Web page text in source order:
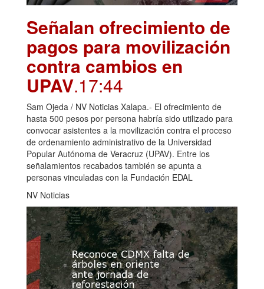
Señalan ofrecimiento de
pagos para movilización
contra cambios en
UPAV.17:44
Sam Ojeda / NV Noticias Xalapa.- El ofrecimiento de
hasta 500 pesos por persona habría sido utilizado para
convocar asistentes a la movilización contra el proceso
de ordenamiento administrativo de la Universidad
Popular Autónoma de Veracruz (UPAV). Entre los
señalamientos recabados también se apunta a
personas vinculadas con la Fundación EDAL
NV Noticias